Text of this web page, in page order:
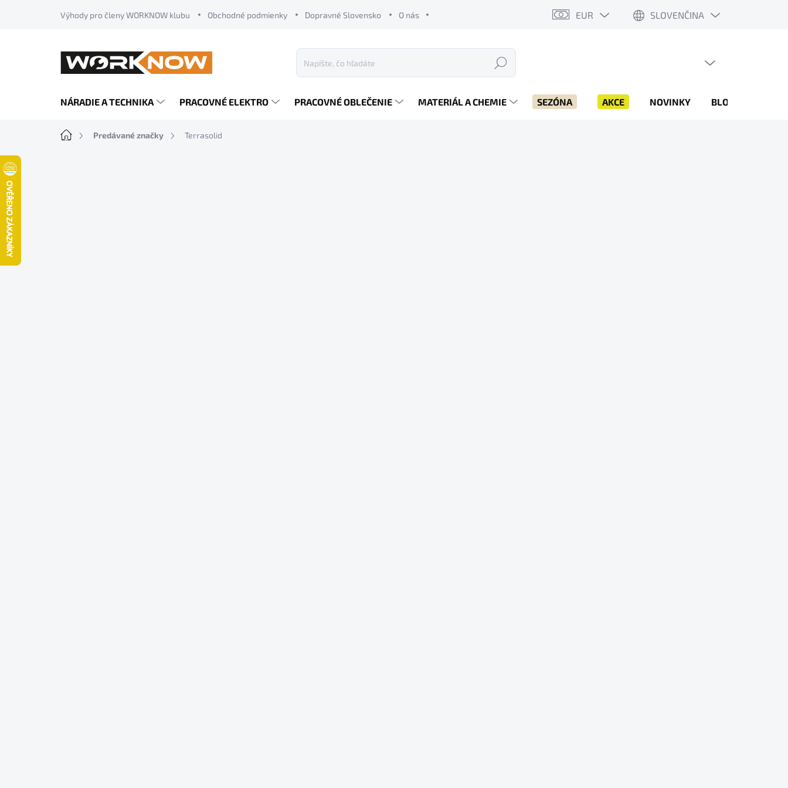
Výhody pro členy WORKNOW klubu Obchodné podmienky Dopravné Slovensko O nás EUR SLOVENČINA
Hľadať
NÁRADIE A TECHNIKA PRACOVNÉ ELEKTRO PRACOVNÉ OBLEČENIE MATERIÁL A CHEMIE SEZÓNA AKCE NOVINKY BLOG
DomovPredávané značky Terrasolid